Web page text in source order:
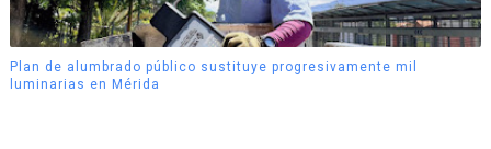
Plan de alumbrado público sustituye progresivamente mil
luminarias en Mérida